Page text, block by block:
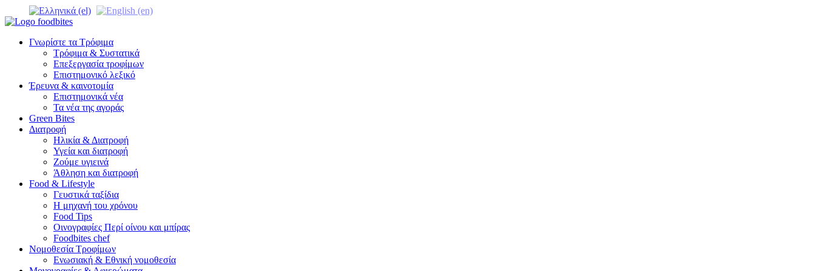
Γνωρίστε τα Τρόφιμα
Τρόφιμα & Συστατικά
Επεξεργασία τροφίμων
Επιστημονικό λεξικό
Έρευνα & καινοτομία
Επιστημονικά νέα
Τα νέα της αγοράς
Green Bites
Διατροφή
Ηλικία & Διατροφή
Υγεία και διατροφή
Ζούμε υγιεινά
Άθληση και διατροφή
Food & Lifestyle
Γευστικά ταξίδια
Η μηχανή του χρόνου
Food Tips
Οινογραφίες Περί οίνου και μπίρας
Foodbites chef
Νομοθεσία Τροφίμων
Ενωσιακή & Εθνική νομοθεσία